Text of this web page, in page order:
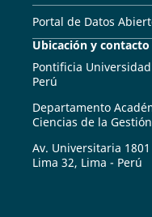
Portal de Datos
Ubicación y contacto
Pontificia
Perú
Departamento
Ciencias de la Gestión
Av. Universitaria
Lima 32, Lima - Perú